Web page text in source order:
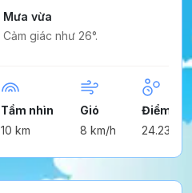
Mưa vừa
Cảm giác như 26°.
Tầm nhìn
10 km
Gió
8 km/h
Điểm
24.23°